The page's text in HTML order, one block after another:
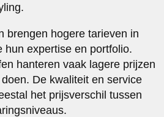
brengen hogere tarieven in
hun expertise en portfolio.
hanteren vaak lagere prijzen
De kwaliteit en service
het prijsverschil tussen